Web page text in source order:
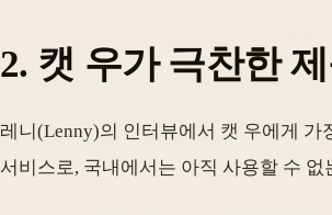
2. 캣 우가 극찬한
레니(Lenny)의 인터뷰에서 캣 우에게
서비스로, 국내에서는 아직 사용할 수 없